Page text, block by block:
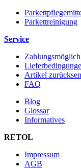
Parkettreinigung
Service
Artikel
FAQ
Blog
Glossar
Informatives
RETOL
Impressum
AGB